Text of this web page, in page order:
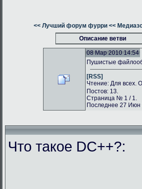
<< Лучший форум фурри <<
Описание ветви
08 Мар 2010 14:54
Пушистые
[RSS]
Чтение: Для всех.
Постов: 13.
Страница № 1 / 1.
Последнее 27 Июн
Что такое DC++?: